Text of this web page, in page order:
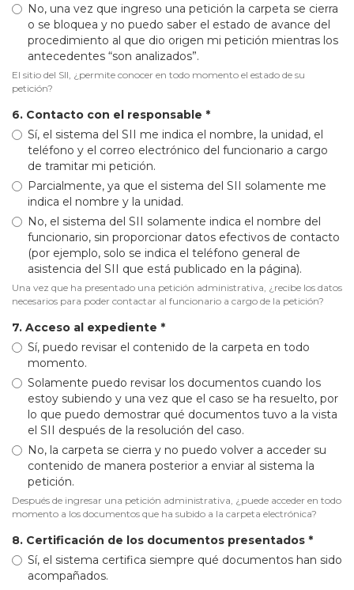
No, una vez que ingreso una petición la carpeta se cierra
o se bloquea y no puedo saber el estado de avance del
procedimiento al que dio origen mi petición mientras los
antecedentes “son analizados”.
El sitio del SII, ¿permite conocer en todo momento el estado de su
petición?
6. Contacto con el responsable *
Sí, el sistema del SII me indica el nombre, la unidad, el
teléfono y el correo electrónico del funcionario a cargo
de tramitar mi petición.
Parcialmente, ya que el sistema del SII solamente me
indica el nombre y la unidad.
No, el sistema del SII solamente indica el nombre del
funcionario, sin proporcionar datos efectivos de contacto
(por ejemplo, solo se indica el teléfono general de
asistencia del SII que está publicado en la página).
Una vez que ha presentado una petición administrativa, ¿recibe los datos
necesarios para poder contactar al funcionario a cargo de la petición?
7. Acceso al expediente *
Sí, puedo revisar el contenido de la carpeta en todo
momento.
Solamente puedo revisar los documentos cuando los
estoy subiendo y una vez que el caso se ha resuelto, por
lo que puedo demostrar qué documentos tuvo a la vista
el SII después de la resolución del caso.
No, la carpeta se cierra y no puedo volver a acceder su
contenido de manera posterior a enviar al sistema la
petición.
Después de ingresar una petición administrativa, ¿puede acceder en todo
momento a los documentos que ha subido a la carpeta electrónica?
8. Certificación de los documentos presentados *
Sí, el sistema certifica siempre qué documentos han sido
acompañados.